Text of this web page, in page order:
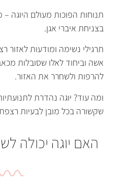
תנוחות הפוכות מעולם היוגה –
בצניחת איברי אגן.
תרגילי נשימה ומודעות לאזור
אשה וביחוד לאלו שסובלות
להרפות ולשחרר את האזור.
ומה עוד? יוגה נהדרת
שקשורה בכל מובן לבעיות
האם יוגה יכולה